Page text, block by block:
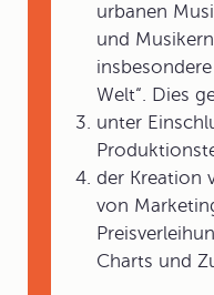
urbanen
und
Welt“. Dies
unter
der Kreation
von
Charts und